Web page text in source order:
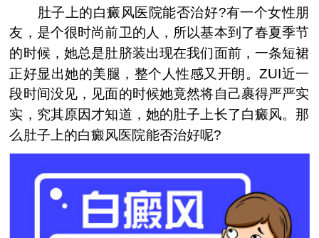
肚子上的白癜风医院能否治好?有一个女性朋
友，是个很时尚前卫的人，所以基本到了春夏季节
的时候，她总是肚脐装出现在我们面前，一条短裙
正好显出她的美腿，整个人性感又开朗。ZUI近一
段时间没见，见面的时候她竟然将自己裹得严严实
实，究其原因才知道，她的肚子上长了白癜风。那
么肚子上的白癜风医院能否治好呢?